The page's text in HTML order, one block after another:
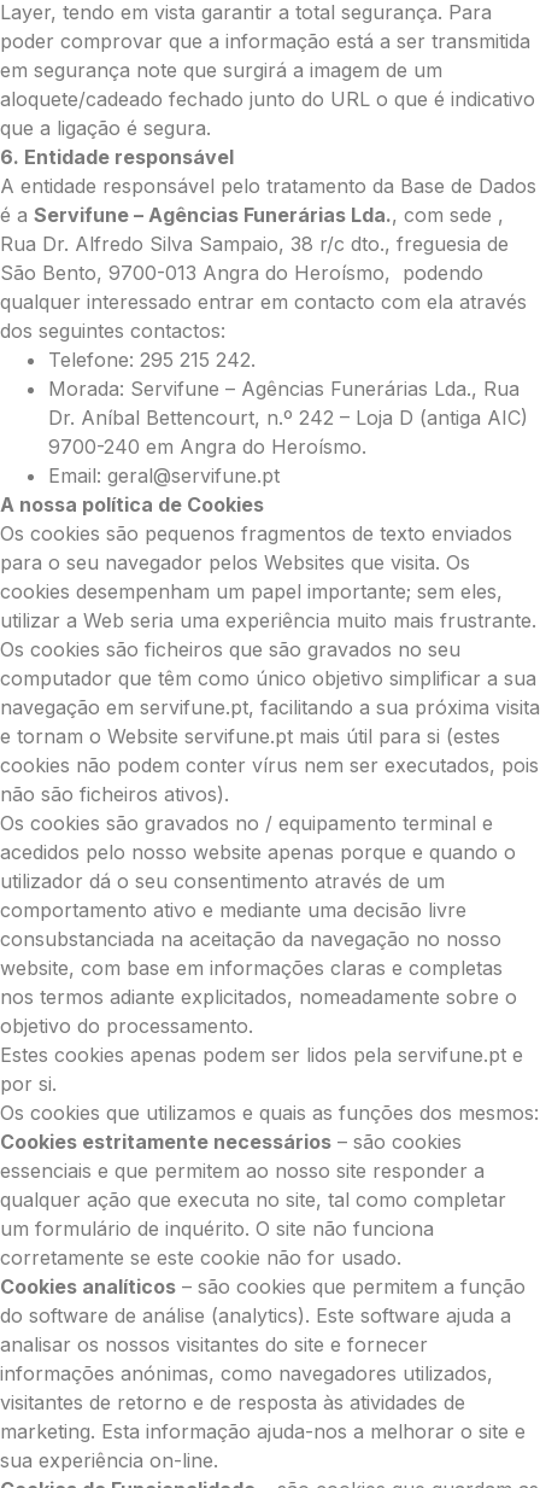
Layer, tendo em vista garantir a total segurança. Para
poder comprovar que a informação está a ser transmitida
em segurança note que surgirá a imagem de um
aloquete/cadeado fechado junto do URL o que é indicativo
que a ligação é segura.
6. Entidade responsável
A entidade responsável pelo tratamento da Base de Dados
é a Servifune – Agências Funerárias Lda., com sede ,
Rua Dr. Alfredo Silva Sampaio, 38 r/c dto., freguesia de
São Bento, 9700-013 Angra do Heroísmo, podendo
qualquer interessado entrar em contacto com ela através
dos seguintes contactos:
Telefone: 295 215 242.
Morada: Servifune – Agências Funerárias Lda., Rua
Dr. Aníbal Bettencourt, n.º 242 – Loja D (antiga AIC)
9700-240 em Angra do Heroísmo.
Email: geral@servifune.pt
A nossa política de Cookies
Os cookies são pequenos fragmentos de texto enviados
para o seu navegador pelos Websites que visita. Os
cookies desempenham um papel importante; sem eles,
utilizar a Web seria uma experiência muito mais frustrante.
Os cookies são ficheiros que são gravados no seu
computador que têm como único objetivo simplificar a sua
navegação em servifune.pt, facilitando a sua próxima visita
e tornam o Website servifune.pt mais útil para si (estes
cookies não podem conter vírus nem ser executados, pois
não são ficheiros ativos).
Os cookies são gravados no / equipamento terminal e
acedidos pelo nosso website apenas porque e quando o
utilizador dá o seu consentimento através de um
comportamento ativo e mediante uma decisão livre
consubstanciada na aceitação da navegação no nosso
website, com base em informações claras e completas
nos termos adiante explicitados, nomeadamente sobre o
objetivo do processamento.
Estes cookies apenas podem ser lidos pela servifune.pt e
por si.
Os cookies que utilizamos e quais as funções dos mesmos:
Cookies estritamente necessários – são cookies
essenciais e que permitem ao nosso site responder a
qualquer ação que executa no site, tal como completar
um formulário de inquérito. O site não funciona
corretamente se este cookie não for usado.
Cookies analíticos – são cookies que permitem a função
do software de análise (analytics). Este software ajuda a
analisar os nossos visitantes do site e fornecer
informações anónimas, como navegadores utilizados,
visitantes de retorno e de resposta às atividades de
marketing. Esta informação ajuda-nos a melhorar o site e
sua experiência on-line.